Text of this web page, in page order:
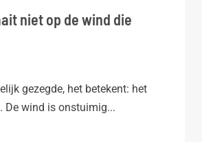
niet op de wind die
gezegde, het betekent: het
De wind is onstuimig...